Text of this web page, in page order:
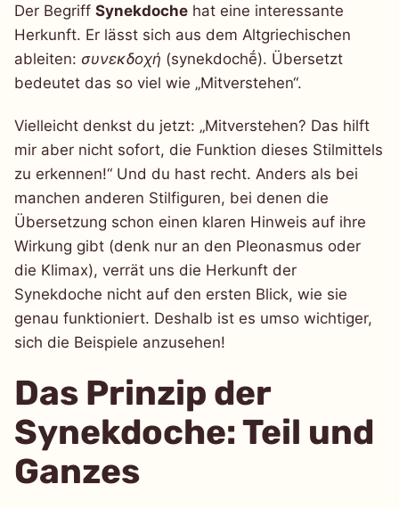
Der Begriff Synekdoche hat eine interessante
Herkunft. Er lässt sich aus dem Altgriechischen
ableiten: συνεκδοχή (synekdochḗ). Übersetzt
bedeutet das so viel wie „Mitverstehen“.
Vielleicht denkst du jetzt: „Mitverstehen? Das hilft
mir aber nicht sofort, die Funktion dieses Stilmittels
zu erkennen!“ Und du hast recht. Anders als bei
manchen anderen Stilfiguren, bei denen die
Übersetzung schon einen klaren Hinweis auf ihre
Wirkung gibt (denk nur an den Pleonasmus oder
die Klimax), verrät uns die Herkunft der
Synekdoche nicht auf den ersten Blick, wie sie
genau funktioniert. Deshalb ist es umso wichtiger,
sich die Beispiele anzusehen!
Das Prinzip der
Synekdoche: Teil und
Ganzes